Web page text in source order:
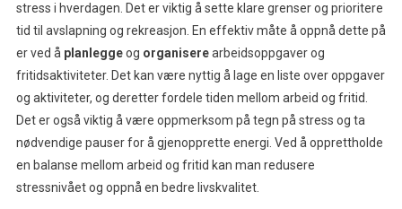
stress i hverdagen. Det er viktig å sette klare grenser og prioritere
tid til avslapning og rekreasjon. En effektiv måte å oppnå dette på
er ved å planleggeog organiserearbeidsoppgaver og
fritidsaktiviteter. Det kan være nyttig å lage en liste over oppgaver
og aktiviteter, og deretter fordele tiden mellom arbeid og fritid.
Det er også viktig å være oppmerksom på tegn på stress og ta
nødvendige pauser for å gjenopprette energi. Ved å opprettholde
en balanse mellom arbeid og fritid kan man redusere
stressnivået og oppnå en bedre livskvalitet.